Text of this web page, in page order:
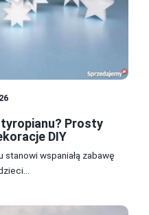
Prosty
DIY
wspaniałą zabawę